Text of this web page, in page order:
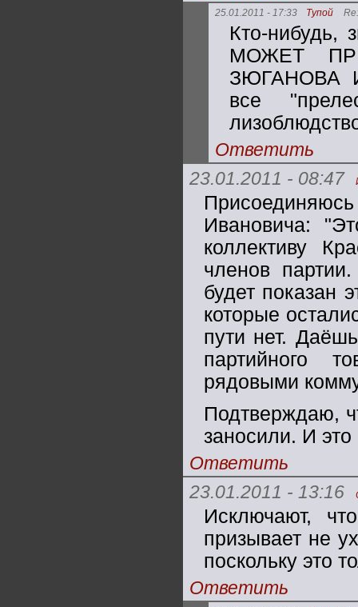
25.01.2011 - 17:33 Тупой
Кто-нибудь,
МОЖЕТ
ЗЮГАНОВА
все
Ответить
23.01.2011 - 08:47
Ивановича:
коллективу
членов
будет показан
которые
пути нет.
партийного
рядовыми
Подтверждаю,
заносили. И
Ответить
23.01.2011 - 13:16
Исключают,
призывает не
поскольку это
Ответить